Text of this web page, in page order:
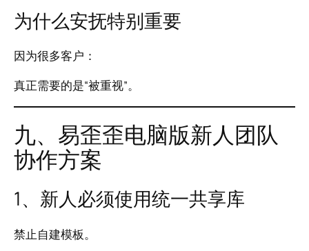
为什么安抚特别重要
因为很多客户：
真正需要的是“被重视”。
九、易歪歪电脑版新人团队
协作方案
1、新人必须使用统一共享库
禁止自建模板。